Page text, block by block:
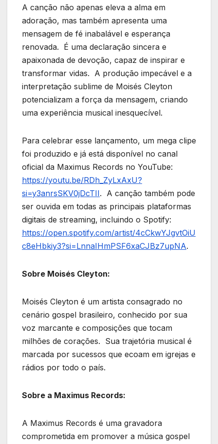
A canção não apenas eleva a alma em
adoração, mas também apresenta uma
mensagem de fé inabalável e esperança
renovada. É uma declaração sincera e
apaixonada de devoção, capaz de inspirar e
transformar vidas. A produção impecável e a
interpretação sublime de Moisés Cleyton
potencializam a força da mensagem, criando
uma experiência musical inesquecível.
Para celebrar esse lançamento, um mega clipe
foi produzido e já está disponível no canal
oficial da Maximus Records no YouTube:
https://youtu.be/RDh_ZyLxAxU?
si=y3anrsSKV0jDcTII. A canção também pode
ser ouvida em todas as principais plataformas
digitais de streaming, incluindo o Spotify:
https://open.spotify.com/artist/4cCkwYJgvtOiU
c8eHbkiy3?si=LnnaIHmPSF6xaCJBz7upNA.
Sobre Moisés Cleyton:
Moisés Cleyton é um artista consagrado no
cenário gospel brasileiro, conhecido por sua
voz marcante e composições que tocam
milhões de corações. Sua trajetória musical é
marcada por sucessos que ecoam em igrejas e
rádios por todo o país.
Sobre a Maximus Records:
A Maximus Records é uma gravadora
comprometida em promover a música gospel